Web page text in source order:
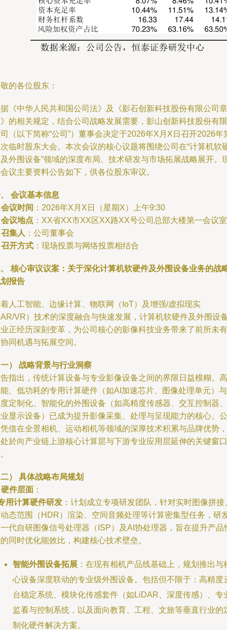
的各位股东：
《中华人民共和国公司法》及《影石创新科技股份有限公司章
的相关规定，结合公司战略发展需要，影山创新科技股份有限
（以下简称“公司”）董事会决定于2026年X月X日召开2026年
临时股东大会。本次会议的核心议题将围绕公司在“计算机软
外围设备”领域的深度布局、技术研发与市场拓展战略展开。
议主要资料公告如下，供各位股东审议。
会议基本信息
会议时间 ：2026年X月X日（星期X）上午9:30
会议地点 ：XX省XX市XX区XX路XX号公司总部大楼第一会议室
召集人 ：公司董事会
召开方式 ：现场投票与网络投票相结合
核心审议议案：关于深化计算机软硬件及外围设备业务的战
报告
人工智能、边缘计算、物联网（IoT）及增强/虚拟现实
VR）技术的深度融合与快速发展，计算机软硬件及外围设
正经历深刻变革，为公司核心的影像科技业务带来了前所未有
同机遇与拓展空间。
） 战略背景与行业洞察
指出，传统计算设备与专业影像设备之间的界限日益模糊。高
、低功耗的专用计算硬件（如AI加速芯片、图像处理单元）与
定制化、智能化的外围设备（如高精度传感器、交互控制器、
显示设备）已成为提升影像采集、处理与呈现能力的核心。公
借在全景相机、运动相机等领域的深厚技术积累与品牌优势，
於向产业链上游核心计算层与下游专业应用层延伸的关键窗口
） 具体战略布局规划
硬件层面 ：
用计算硬件研发 ：计划成立专项研发团队，针对实时图像拼接
态范围（HDR）渲染、空间音频处理等计算密集型任务，研
代自研图像信号处理器（ISP）及AI协处理器，旨在提升产品
同时优化能效比，构建核心技术壁垒。
智能外围设备拓展 ：在现有相机产品线基础上，规划推出与
心设备深度联动的专业级外围设备。包括但不限于：高精度
台稳定系统、模块化传感套件（如LiDAR、深度传感）、专
监看与控制系统，以及面向教育、工程、文旅等垂直行业的
制化硬件解决方案。